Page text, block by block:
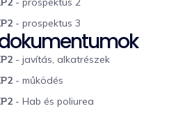
- prospektus 3
- javítás, alkatrészek
- működés
- Hab és poliurea